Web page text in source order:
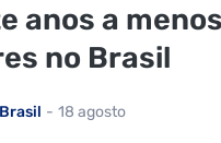
anos a
no Brasil
- 18 agosto